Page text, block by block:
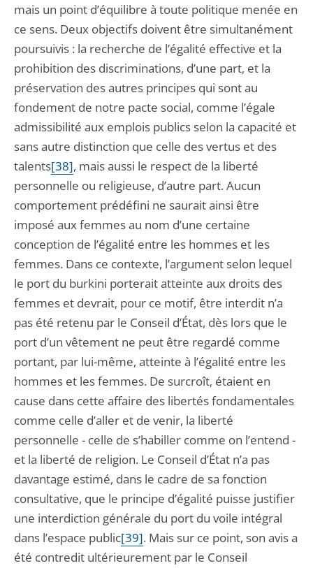
mais un point d’équilibre à toute politique menée en
ce sens. Deux objectifs doivent être simultanément
poursuivis : la recherche de l’égalité effective et la
prohibition des discriminations, d’une part, et la
préservation des autres principes qui sont au
fondement de notre pacte social, comme l’égale
admissibilité aux emplois publics selon la capacité et
sans autre distinction que celle des vertus et des
talents[38], mais aussi le respect de la liberté
personnelle ou religieuse, d’autre part. Aucun
comportement prédéfini ne saurait ainsi être
imposé aux femmes au nom d’une certaine
conception de l’égalité entre les hommes et les
femmes. Dans ce contexte, l’argument selon lequel
le port du burkini porterait atteinte aux droits des
femmes et devrait, pour ce motif, être interdit n’a
pas été retenu par le Conseil d’État, dès lors que le
port d’un vêtement ne peut être regardé comme
portant, par lui-même, atteinte à l’égalité entre les
hommes et les femmes. De surcroît, étaient en
cause dans cette affaire des libertés fondamentales
comme celle d’aller et de venir, la liberté
personnelle - celle de s’habiller comme on l’entend -
et la liberté de religion. Le Conseil d’État n’a pas
davantage estimé, dans le cadre de sa fonction
consultative, que le principe d’égalité puisse justifier
une interdiction générale du port du voile intégral
dans l’espace public[39]. Mais sur ce point, son avis a
été contredit ultérieurement par le Conseil